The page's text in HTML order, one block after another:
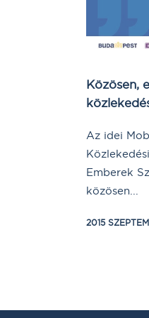
Közösen,
Az idei
Emberek
közösen...
2015